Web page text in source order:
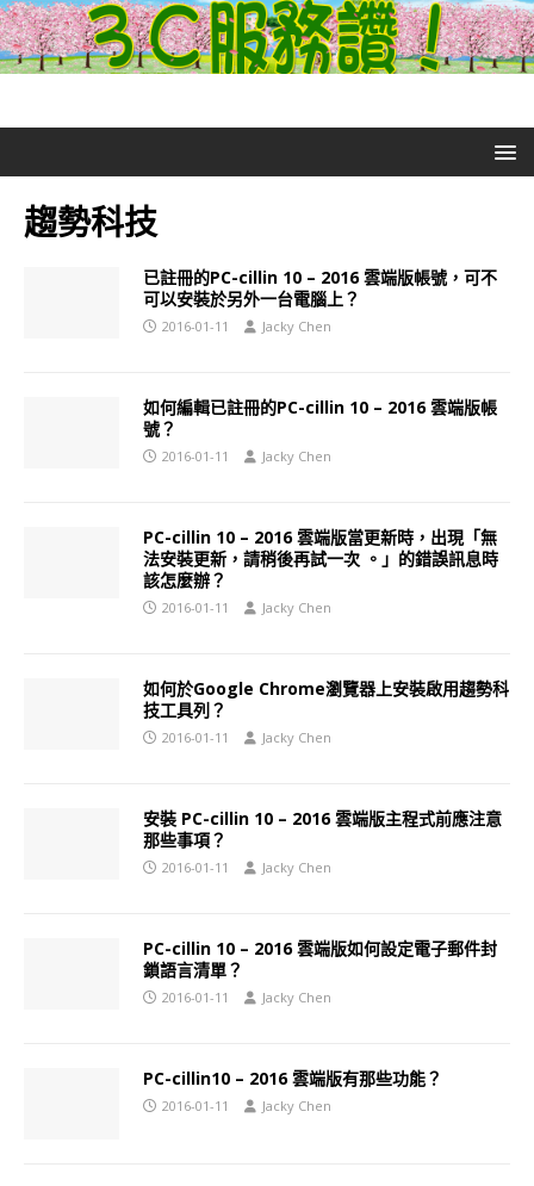
趨勢科技
已註冊的PC-cillin 10 – 2016 雲端版帳號，可不
可以安裝於另外一台電腦上？
2016-01-11 Jacky Chen
如何編輯已註冊的PC-cillin 10 – 2016 雲端版帳
號？
2016-01-11 Jacky Chen
PC-cillin 10 – 2016 雲端版當更新時，出現「無
法安裝更新，請稍後再試一次 。」的錯誤訊息時
該怎麼辦？
2016-01-11 Jacky Chen
如何於Google Chrome瀏覽器上安裝啟用趨勢科
技工具列？
2016-01-11 Jacky Chen
安裝 PC-cillin 10 – 2016 雲端版主程式前應注意
那些事項？
2016-01-11 Jacky Chen
PC-cillin 10 – 2016 雲端版如何設定電子郵件封
鎖語言清單？
2016-01-11 Jacky Chen
PC-cillin10 – 2016 雲端版有那些功能？
2016-01-11 Jacky Chen